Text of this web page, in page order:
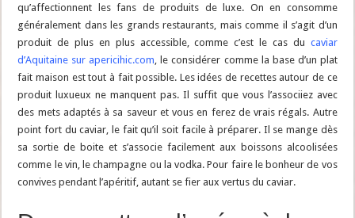
qu’affectionnent les fans de produits de luxe. On en consomme
généralement dans les grands restaurants, mais comme il s’agit d’un
produit de plus en plus accessible, comme c’est le cas du caviar
d’Aquitaine sur apericihic.com , le considérer comme la base d’un plat
fait maison est tout à fait possible. Les idées de recettes autour de ce
produit luxueux ne manquent pas. Il suffit que vous l’associiez avec
des mets adaptés à sa saveur et vous en ferez de vrais régals. Autre
point fort du caviar, le fait qu’il soit facile à préparer. Il se mange dès
sa sortie de boite et s’associe facilement aux boissons alcoolisées
comme le vin, le champagne ou la vodka. Pour faire le bonheur de vos
convives pendant l’apéritif, autant se fier aux vertus du caviar.